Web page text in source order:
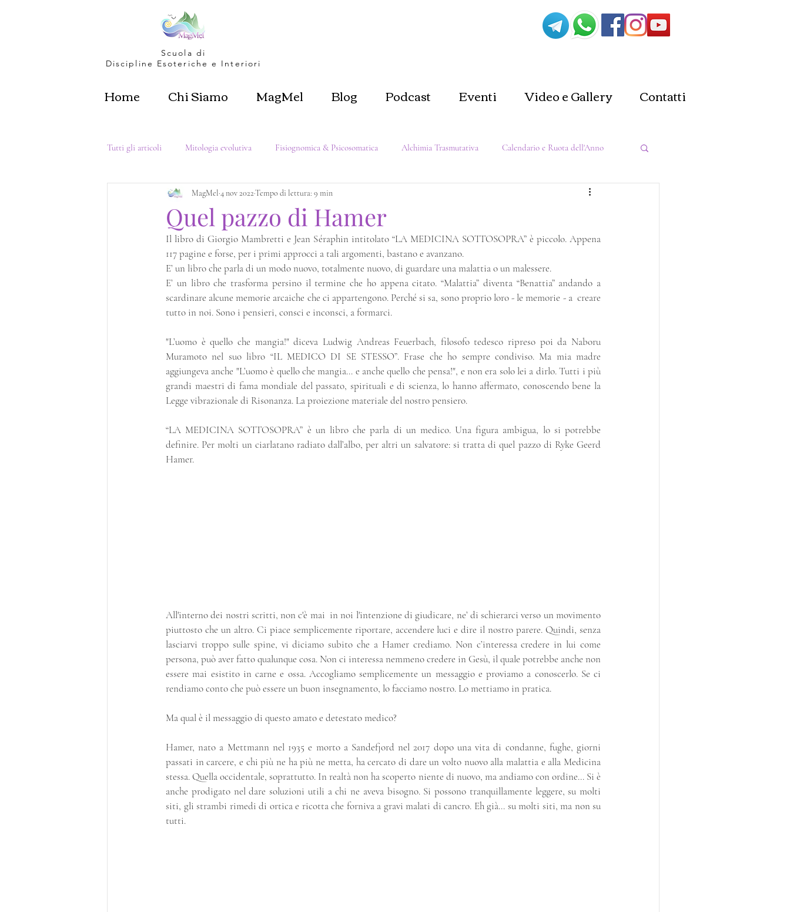
Scuola di
Discipline Esoteriche e Interiori
Home Chi Siamo MagMel Blog Podcast Eventi Video e Gallery Contatti
Tutti gli articoli Mitologia evolutiva Fisiognomica & Psicosomatica Alchimia Trasmutativa Calendario e Ruota dell'Anno
Metafisica & Dimensioni Amore per se stessi Biofilia e Natura Stregoneria
Femminino Sacro
Quel pazzo di Hamer
MagMel 4 nov 2022Tempo di lettura: 9 min
Il libro di Giorgio Mambretti e Jean Séraphin intitolato “LA MEDICINA SOTTOSOPRA” è piccolo. Appena
117 pagine e forse, per i primi approcci a tali argomenti, bastano e avanzano.
E’ un libro che parla di un modo nuovo, totalmente nuovo, di guardare una malattia o un malessere.
E’ un libro che trasforma persino il termine che ho appena citato. “Malattia” diventa “Benattia” andando a
scardinare alcune memorie arcaiche che ci appartengono. Perché si sa, sono proprio loro - le memorie - a  creare
tutto in noi. Sono i pensieri, consci e inconsci, a formarci.
"L’uomo è quello che mangia!" diceva Ludwig Andreas Feuerbach, filosofo tedesco ripreso poi da Naboru
Muramoto nel suo libro “IL MEDICO DI SE STESSO”. Frase che ho sempre condiviso. Ma mia madre
aggiungeva anche "L’uomo è quello che mangia… e anche quello che pensa!", e non era solo lei a dirlo. Tutti i più
grandi maestri di fama mondiale del passato, spirituali e di scienza, lo hanno affermato, conoscendo bene la
Legge vibrazionale di Risonanza. La proiezione materiale del nostro pensiero.
“LA MEDICINA SOTTOSOPRA” è un libro che parla di un medico. Una figura ambigua, lo si potrebbe
definire. Per molti un ciarlatano radiato dall’albo, per altri un salvatore: si tratta di quel pazzo di Ryke Geerd
Hamer.
All'interno dei nostri scritti, non c'è mai  in noi l'intenzione di giudicare, ne’ di schierarci verso un movimento
piuttosto che un altro. Ci piace semplicemente riportare, accendere luci e dire il nostro parere. Quindi, senza
lasciarvi troppo sulle spine, vi diciamo subito che a Hamer crediamo. Non c’interessa credere in lui come
persona, può aver fatto qualunque cosa. Non ci interessa nemmeno credere in Gesù, il quale potrebbe anche non
essere mai esistito in carne e ossa. Accogliamo semplicemente un messaggio e proviamo a conoscerlo. Se ci
rendiamo conto che può essere un buon insegnamento, lo facciamo nostro. Lo mettiamo in pratica.
Ma qual è il messaggio di questo amato e detestato medico?
Hamer, nato a Mettmann nel 1935 e morto a Sandefjord nel 2017 dopo una vita di condanne, fughe, giorni
passati in carcere, e chi più ne ha più ne metta, ha cercato di dare un volto nuovo alla malattia e alla Medicina
stessa. Quella occidentale, soprattutto. In realtà non ha scoperto niente di nuovo, ma andiamo con ordine… Si è
anche prodigato nel dare soluzioni utili a chi ne aveva bisogno. Si possono tranquillamente leggere, su molti
siti, gli strambi rimedi di ortica e ricotta che forniva a gravi malati di cancro. Eh già… su molti siti, ma non su
tutti.